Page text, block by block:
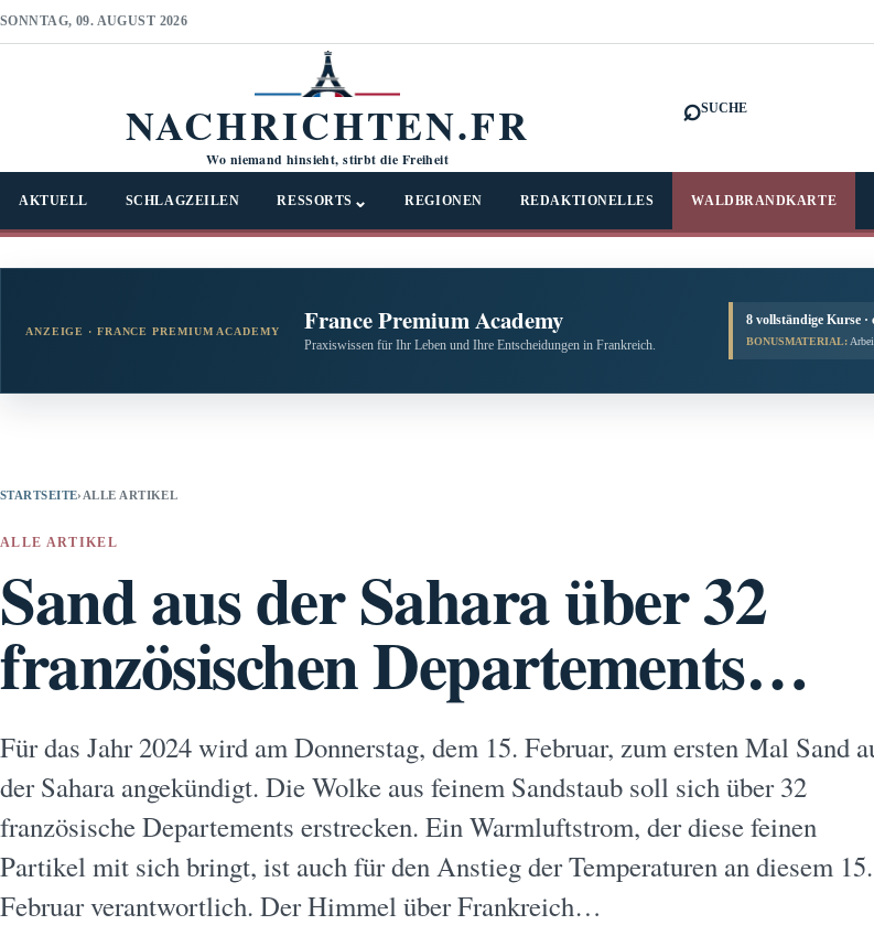
SONNTAG, 09. AUGUST 2026
NACHRICHTEN.FR
Wo niemand hinsieht, stirbt die Freiheit
⌕SUCHE
AKTUELL SCHLAGZEILEN RESSORTS ⌄ REGIONEN REDAKTIONELLES WALDBRANDKARTE
ANZEIGE · FRANCE PREMIUM ACADEMY France Premium Academy
Praxiswissen für Ihr Leben und Ihre Entscheidungen in Frankreich.
8 vollständige Kurse ·
BONUSMATERIAL:
STARTSEITE› ALLE ARTIKEL
ALLE ARTIKEL
Sand aus der Sahara über 32
französischen Departements…
Für das Jahr 2024 wird am Donnerstag, dem 15. Februar, zum ersten Mal Sand
der Sahara angekündigt. Die Wolke aus feinem Sandstaub soll sich über 32
französische Departements erstrecken. Ein Warmluftstrom, der diese feinen
Partikel mit sich bringt, ist auch für den Anstieg der Temperaturen an diesem 15.
Februar verantwortlich. Der Himmel über Frankreich…